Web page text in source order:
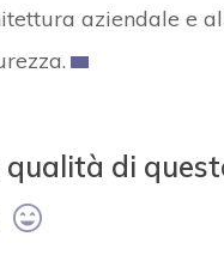
aziendale e
di